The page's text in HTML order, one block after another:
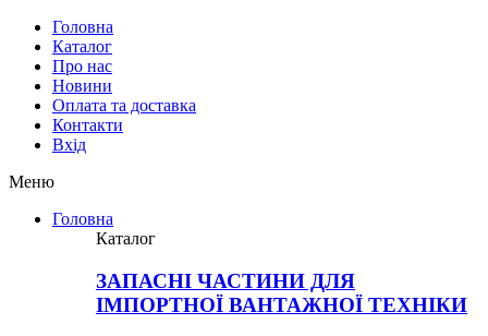
Головна
Каталог
Про нас
Новини
Оплата та доставка
Контакти
Вхiд
Меню
Головна
Каталог
ЗАПАСНІ ЧАСТИНИ ДЛЯ
ІМПОРТНОЇ ВАНТАЖНОЇ ТЕХНІКИ